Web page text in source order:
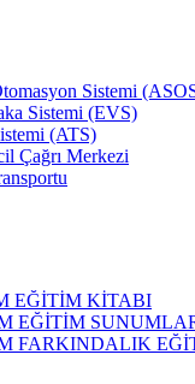
Sistemi
Sistemi (EVS)
(ATS)
Çağrı Merkezi
EĞİTİM KİTABI
EĞİTİM
FARKINDALIK